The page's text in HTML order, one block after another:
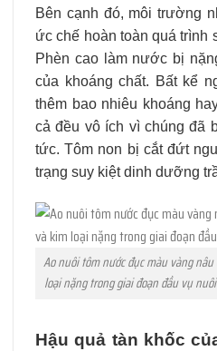
Bên cạnh đó, môi trường
ức chế hoàn toàn quá trình
Phèn cao làm nước bị
của khoáng chất. Bất kể
thêm bao nhiêu khoáng
cả đều vô ích vì chúng đã
tức. Tôm non bị cắt đứt
trạng suy kiệt dinh dưỡng
Ao nuôi tôm nước đục màu vàng
loại nặng trong giai đoạn đầu vụ
Hậu quả tàn khốc